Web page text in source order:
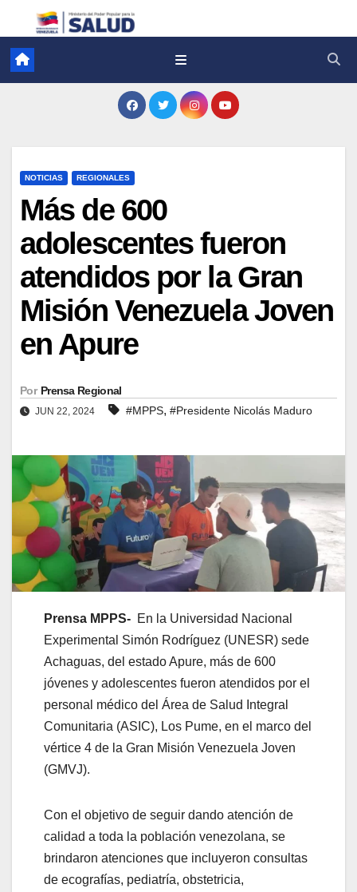
NOTICIAS REGIONALES
Más de 600
adolescentes fueron
atendidos por la Gran
Misión Venezuela Joven
en Apure
Por Prensa Regional
JUN 22, 2024 #MPPS, #Presidente Nicolás Maduro
Prensa MPPS- En la Universidad Nacional
Experimental Simón Rodríguez (UNESR) sede
Achaguas, del estado Apure, más de 600
jóvenes y adolescentes fueron atendidos por el
personal médico del Área de Salud Integral
Comunitaria (ASIC), Los Pume, en el marco del
vértice 4 de la Gran Misión Venezuela Joven
(GMVJ).
Con el objetivo de seguir dando atención de
calidad a toda la población venezolana, se
brindaron atenciones que incluyeron consultas
de ecografías, pediatría, obstetricia,